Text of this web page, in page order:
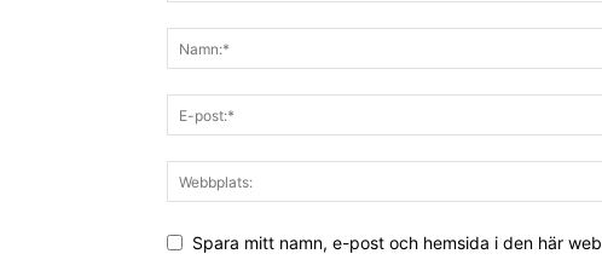
Spara mitt namn, e-post och hemsida i den här